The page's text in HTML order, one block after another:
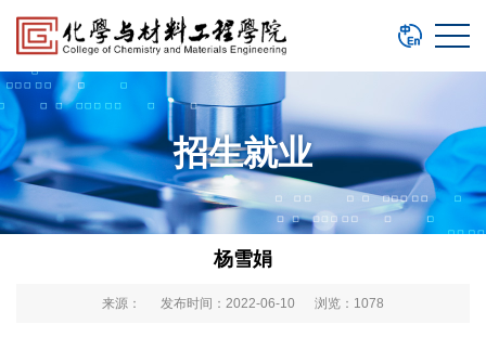
招生就业
杨雪娟
来源： 发布时间：2022-06-10 浏览： 1078